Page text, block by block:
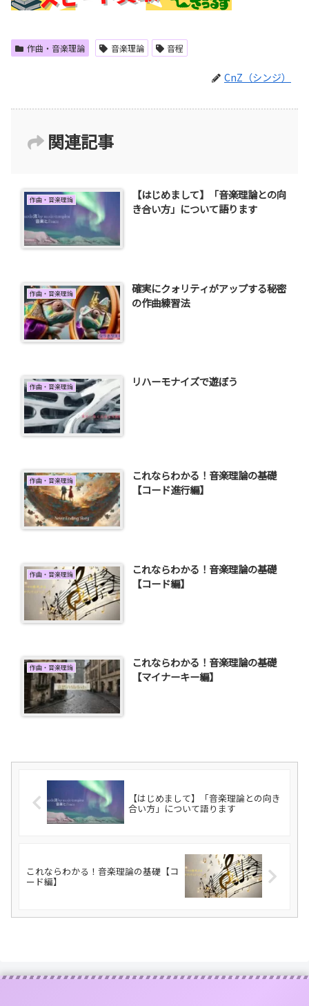
作曲・音楽理論 音楽理論 音程
CnZ（シンジ）
関連記事
作曲・音楽理論
【はじめまして】「音楽理論との向
き合い方」について語ります
作曲・音楽理論
確実にクォリティがアップする秘密
の作曲練習法
作曲・音楽理論 リハーモナイズで遊ぼう
作曲・音楽理論
これならわかる！音楽理論の基礎
【コード進行編】
作曲・音楽理論
これならわかる！音楽理論の基礎
【コード編】
作曲・音楽理論
これならわかる！音楽理論の基礎
【マイナーキー編】
【はじめまして】「音楽理論との向き
合い方」について語ります
これならわかる！音楽理論の基礎【コ
ード編】